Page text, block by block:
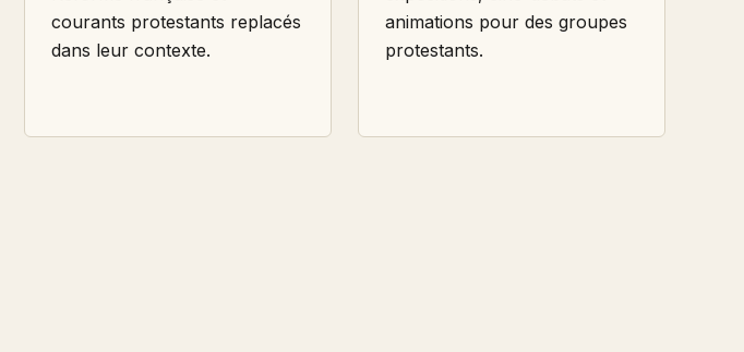
courants protestants replacés
dans leur contexte.
animations pour des groupes
protestants.